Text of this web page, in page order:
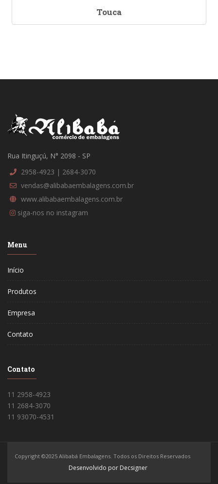
Touca
Rua Itinguçú, N° 2098 - SP
2958-4923 | 2684-3070
vendas@alibabaembalagens.com.br
www.alibabaembalagens.com.br
siga-nos no instagram
Menu
Início
Produtos
Empresa
Contato
Contato
11 2958-4923
11 2684-3070
11 93070-4531
Copyright ©2025 Alibabá Embalagens. Todos os Direitos Reservados
Desenvolvido por Decsigner